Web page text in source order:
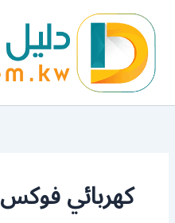
المحتوى
كهربائي فوكس